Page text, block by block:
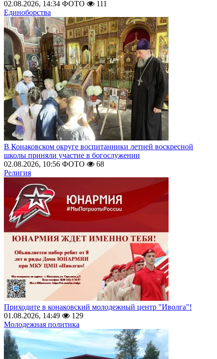
02.08.2026, 14:34 ФОТО
111
Единоборства
В Конаковском округе воспитанники летней воскресной
школы приняли участие в богослужении
02.08.2026, 10:56 ФОТО
68
Религия
Приходите в конаковский молодежный центр "Иволга"!
01.08.2026, 14:49
129
Молодежная политика